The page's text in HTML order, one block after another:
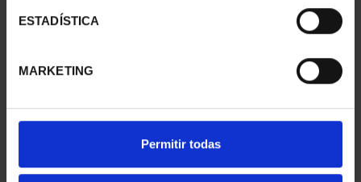
ESTADÍSTICA
MARKETING
Permitir todas
CIUDADES PATRIMONIO
73,00 €
CIUDADES PATRIMONIO
73,00 €